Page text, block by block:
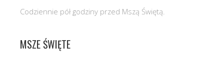
Codziennie pół godziny przed Mszą Świętą.
MSZE ŚWIĘTE